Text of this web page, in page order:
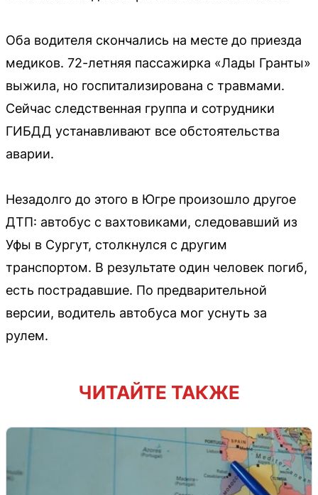
Оба водителя скончались на месте до приезда
медиков. 72-летняя пассажирка «Лады Гранты»
выжила, но госпитализирована с травмами.
Сейчас следственная группа и сотрудники
ГИБДД устанавливают все обстоятельства
аварии.
Незадолго до этого в Югре произошло другое
ДТП: автобус с вахтовиками, следовавший из
Уфы в Сургут, столкнулся с другим
транспортом. В результате один человек погиб,
есть пострадавшие. По предварительной
версии, водитель автобуса мог уснуть за
рулем.
ЧИТАЙТЕ ТАКЖЕ